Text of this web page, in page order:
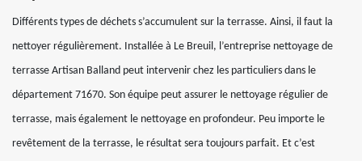
Différents types de déchets s’accumulent sur la terrasse. Ainsi, il faut la
nettoyer régulièrement. Installée à Le Breuil, l’entreprise nettoyage de
terrasse Artisan Balland peut intervenir chez les particuliers dans le
département 71670. Son équipe peut assurer le nettoyage régulier de
terrasse, mais également le nettoyage en profondeur. Peu importe le
revêtement de la terrasse, le résultat sera toujours parfait. Et c’est